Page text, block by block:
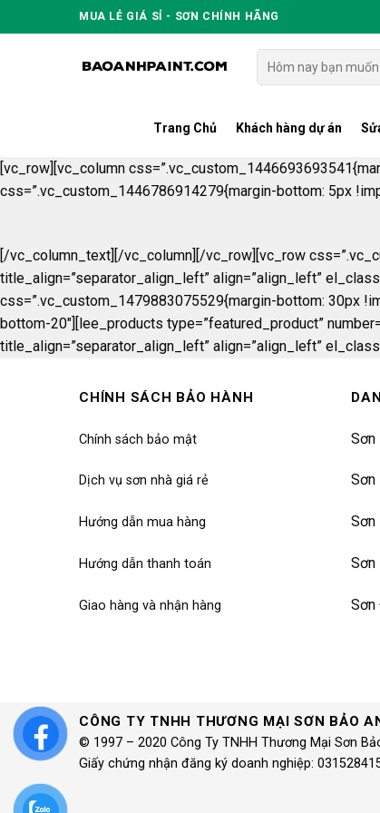
to
MUA LẺ GIÁ SỈ - SƠN CHÍNH HÃNG
Tìm
kiếm:
Trang Chủ Khách hàng dự án
[vc_row][vc_column
css=”.vc_custom_1446786914279{margin-bottom: 5px
[/vc_column_text][/vc_column][/vc_row][vc_row
title_align=”separator_align_left” align=”align_left”
css=”.vc_custom_1479883075529{margin-bottom: 30px
bottom-20″][lee_products type=”featured_product”
title_align=”separator_align_left” align=”align_left”
CHÍNH SÁCH BẢO HÀNH
Chính sách bảo mật
Dịch vụ sơn nhà giá rẻ
Hướng dẫn mua hàng
Hướng dẫn thanh toán
Giao hàng và nhận hàng
Sơn
Sơn
Sơn
Sơn
Sơn
CÔNG TY TNHH THƯƠNG MẠI SƠN BẢO
© 1997 – 2020 Công Ty TNHH Thương Mại Sơn
Giấy chứng nhận đăng ký doanh nghiệp: